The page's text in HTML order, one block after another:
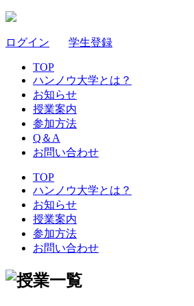
ログイン 学生登録
TOP
ハンノウ大学とは？
お知らせ
授業案内
参加方法
Q＆A
お問い合わせ
TOP
ハンノウ大学とは？
お知らせ
授業案内
参加方法
お問い合わせ